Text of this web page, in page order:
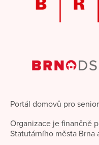
Portál domovů pro
Organizace je finančně
Statutárního města Brna